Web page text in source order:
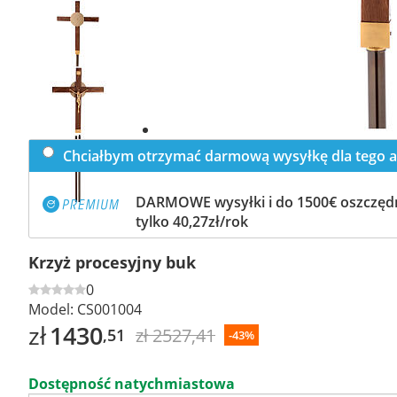
Previous
slide
Next
slide
Chciałbym otrzymać darmową wysyłkę dla tego
DARMOWE wysyłki i do 1500€
tylko 40,27zł/rok
Krzyż procesyjny buk
0
Model: CS001004
zł1430,51 zł 2527,41 -43%
Dostępność natychmiastowa